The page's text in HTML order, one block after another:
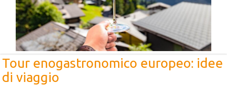
Tour enogastronomico europeo: idee
di viaggio